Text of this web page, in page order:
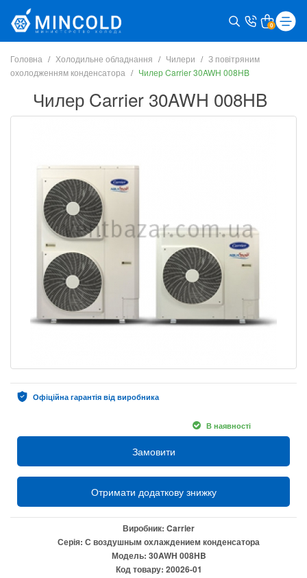
0
Головна Холодильне обладнання Чилери
З повітряним
охолодженням конденсатора
Чилер Carrier 30AWH 008HB
Чилер Carrier 30AWH 008HB
Офіційна гарантія від виробника
В наявності
Замовити
Отримати додаткову знижку
Виробник: Carrier
Серія: С воздушным охлаждением конденсатора
Модель: 30AWH 008HB
Код товару: 20026-01